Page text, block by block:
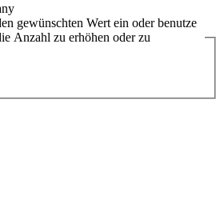
gewünschten Wert ein oder benutze
Anzahl zu erhöhen oder zu